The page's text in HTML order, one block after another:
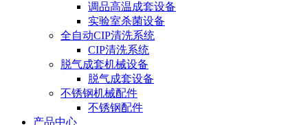
调品高温成套设备
实验室杀菌设备
全自动CIP清洗系统
CIP清洗系统
脱气成套机械设备
脱气成套设备
不锈钢机械配件
不锈钢配件
产品中心